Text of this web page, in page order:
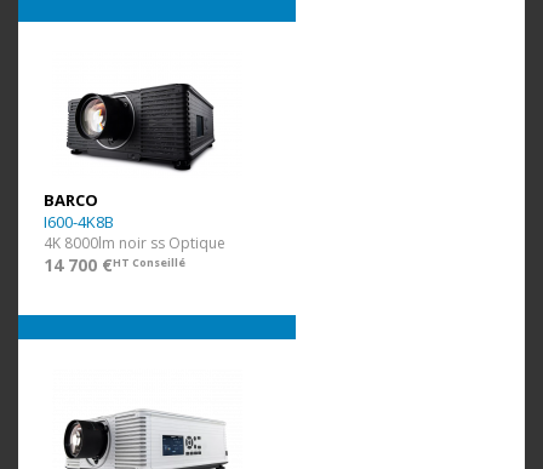
BARCO
I600-4K8B
4K 8000lm noir ss Optique
14 700 €HT Conseillé